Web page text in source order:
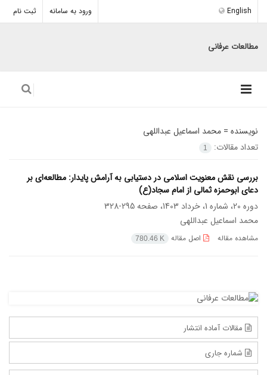
ورود به سامانه ثبت نام English
مطالعات عرفانی
نویسنده = محمد اسماعیل عبداللهی
تعداد مقالات:
1
بررسی نقش معنویت اسلامی در دستیابی به آرامش پایدار: مطالعه‌ای بر
دعای ابوحمزه ثمالی از امام سجاد(ع)
دوره 20، شماره 1، خرداد 1403، صفحه
295-328
محمد اسماعیل عبداللهی
مشاهده مقاله اصل مقاله 780.46 K
مقالات آماده انتشار
شماره جاری